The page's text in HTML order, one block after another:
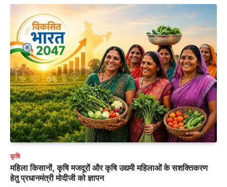
कृषि
महिला किसानों, कृषि मजदूरों और कृषि उद्यमी महिलाओं के सशक्तिकरण
हेतु प्रधानमंत्री मोदीजी को ज्ञापन